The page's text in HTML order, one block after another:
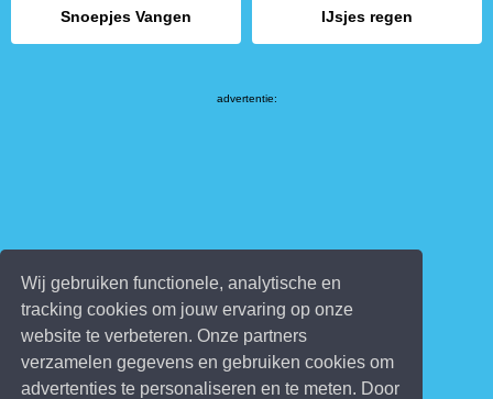
Wij gebruiken functionele, analytische en
tracking cookies om jouw ervaring op onze
website te verbeteren. Onze partners
verzamelen gegevens en gebruiken cookies om
advertenties te personaliseren en te meten. Door
Snoepjes Vangen IJsjes regen
advertentie: